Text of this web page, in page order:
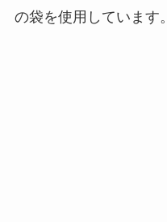
の袋を使用しています。